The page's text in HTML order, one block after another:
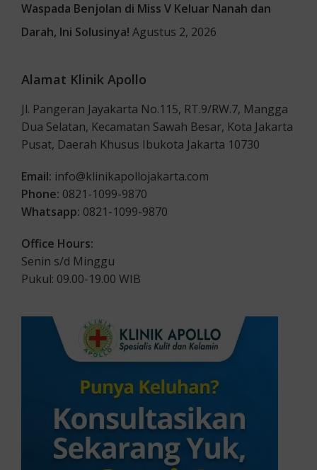
Waspada Benjolan di Miss V Keluar Nanah dan
Darah, Ini Solusinya! Agustus 2, 2026
Alamat Klinik Apollo
Jl. Pangeran Jayakarta No.115, RT.9/RW.7, Mangga
Dua Selatan, Kecamatan Sawah Besar, Kota Jakarta
Pusat, Daerah Khusus Ibukota Jakarta 10730
Email: info@klinikapollojakarta.com
Phone: 0821-1099-9870
Whatsapp: 0821-1099-9870
Office Hours:
Senin s/d Minggu
Pukul: 09.00-19.00 WIB